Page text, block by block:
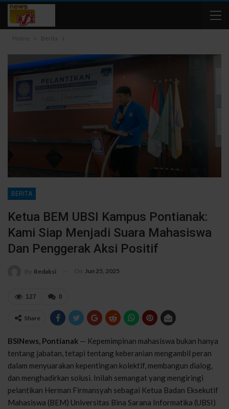
Home Berita
BERITA
Ketua BEM UBSI Kampus Pontianak:
Kami Siap Menjadi Suara Mahasiswa
Dan Penggerak Aksi Positif
By Redaksi On Jun 25, 2025
0
127
Share
BSINews, Pontianak — Kepemimpinan mahasiswa bukan hanya
tentang jabatan, tetapi tentang keberanian mengambil peran
dalam menyuarakan kepentingan kolektif, membangun dialog,
dan menghadirkan solusi. Inilah semangat yang mengiringi
pelantikan Herman Firmansyah sebagai Ketua Badan Eksekutif
Mahasiswa (BEM) Universitas Bina Sarana Informatika (UBSI)